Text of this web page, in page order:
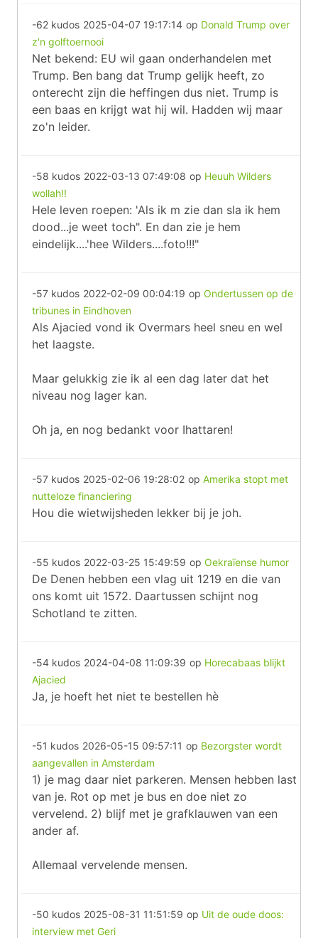
-62 kudos 2025-04-07 19:17:14 op Donald Trump over
z'n golftoernooi
Net bekend: EU wil gaan onderhandelen met
Trump. Ben bang dat Trump gelijk heeft, zo
onterecht zijn die heffingen dus niet. Trump is
een baas en krijgt wat hij wil. Hadden wij maar
zo'n leider.
-58 kudos 2022-03-13 07:49:08 op Heuuh Wilders
wollah!!
Hele leven roepen: 'Als ik m zie dan sla ik hem
dood...je weet toch". En dan zie je hem
eindelijk....'hee Wilders....foto!!!"
-57 kudos 2022-02-09 00:04:19 op Ondertussen op de
tribunes in Eindhoven
Als Ajacied vond ik Overmars heel sneu en wel
het laagste.
Maar gelukkig zie ik al een dag later dat het
niveau nog lager kan.
Oh ja, en nog bedankt voor Ihattaren!
-57 kudos 2025-02-06 19:28:02 op Amerika stopt met
nutteloze financiering
Hou die wietwijsheden lekker bij je joh.
-55 kudos 2022-03-25 15:49:59 op Oekraïense humor
De Denen hebben een vlag uit 1219 en die van
ons komt uit 1572. Daartussen schijnt nog
Schotland te zitten.
-54 kudos 2024-04-08 11:09:39 op Horecabaas blijkt
Ajacied
Ja, je hoeft het niet te bestellen hè
-51 kudos 2026-05-15 09:57:11 op Bezorgster wordt
aangevallen in Amsterdam
1) je mag daar niet parkeren. Mensen hebben last
van je. Rot op met je bus en doe niet zo
vervelend. 2) blijf met je grafklauwen van een
ander af.
Allemaal vervelende mensen.
-50 kudos 2025-08-31 11:51:59 op Uit de oude doos:
interview met Geri